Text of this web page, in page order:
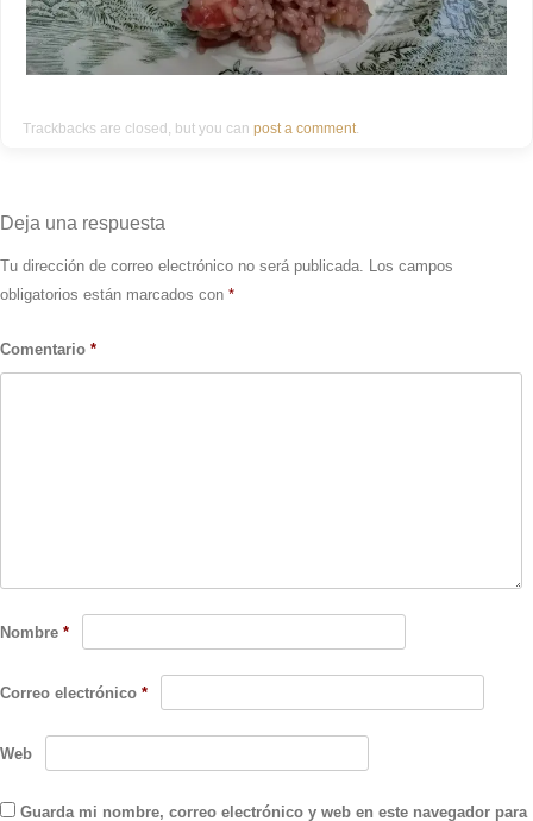
Trackbacks are closed, but you can post a comment.
Deja una respuesta
Tu dirección de correo electrónico no será publicada. Los campos
obligatorios están marcados con *
Comentario *
Nombre *
Correo electrónico *
Web
Guarda mi nombre, correo electrónico y web en este navegador para